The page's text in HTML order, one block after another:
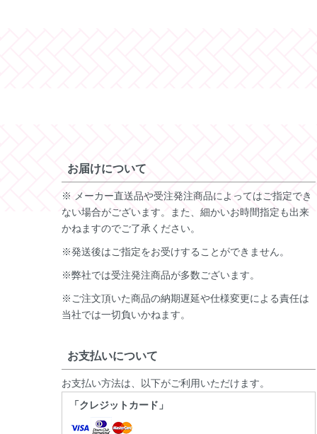
お届けについて
※ メーカー直送品や受注発注商品によってはご指定でき
ない場合がございます。また、細かいお時間指定も出来
かねますのでご了承ください。
※発送後はご指定をお受けすることができません。
※弊社では受注発注商品が多数ございます。
※ご注文頂いた商品の納期遅延や仕様変更による責任は
当社では一切負いかねます。
お支払いについて
お支払い方法は、以下がご利用いただけます。
「クレジットカード」